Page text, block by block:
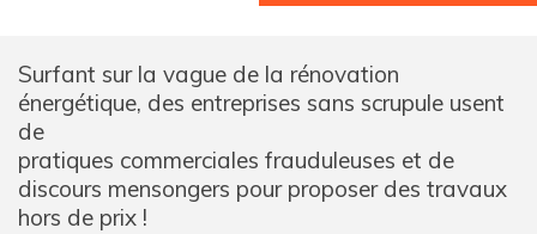
Surfant sur la vague de la rénovation
énergétique, des entreprises sans scrupule usent
de
pratiques commerciales frauduleuses et de
discours mensongers pour proposer des travaux
hors de prix !